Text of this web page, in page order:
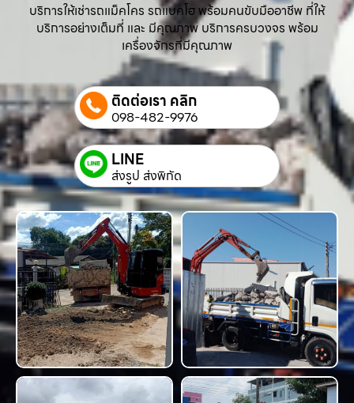
บริการให้เช่ารถแม็คโคร รถแบคโฮ พร้อมคนขับมืออาชีพ ที่ให้
บริการอย่างเต็มที่ และ มีคุณภาพ บริการครบวงจร พร้อม
เครื่องจักรที่มีคุณภาพ
ติดต่อเรา คลิก
098-482-9976
LINE
ส่งรูป ส่งพิกัด